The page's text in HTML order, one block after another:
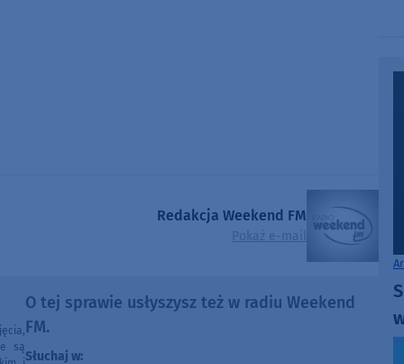
Redakcja Weekend FM
Pokaż e-mail
O tej sprawie usłyszysz też w radiu Weekend
FM.
Słuchaj w:
są